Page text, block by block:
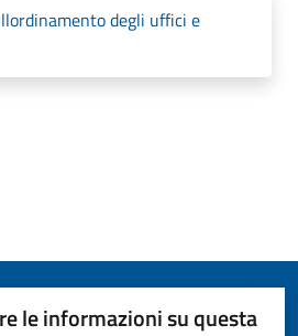
degli uffici e
le informazioni su questa